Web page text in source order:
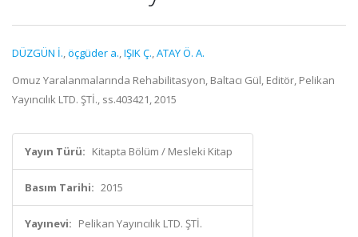
DÜZGÜN İ.,öçgüder a.,IŞIK Ç.,ATAY Ö. A.
Omuz Yaralanmalarında Rehabilitasyon, Baltacı Gül, Editör, Pelikan
Yayıncılık LTD. ŞTİ., ss.403421, 2015
Yayın Türü: Kitapta Bölüm / Mesleki Kitap
Basım Tarihi: 2015
Yayınevi: Pelikan Yayıncılık LTD. ŞTİ.